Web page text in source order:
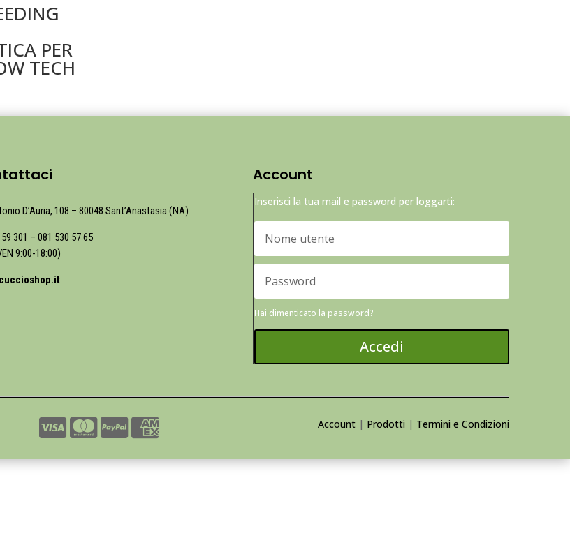
PER
TECH
D’Auria, 108 – 80048 Sant’Anastasia (NA)
301 – 081 530 57 65
9:00-18:00)
Account
Inserisci la tua mail e password per loggarti:
Hai dimenticato la password?
Accedi
Account| Prodotti | Termini e Condizioni